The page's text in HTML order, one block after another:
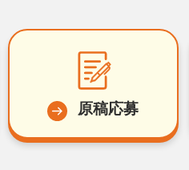
原稿応募